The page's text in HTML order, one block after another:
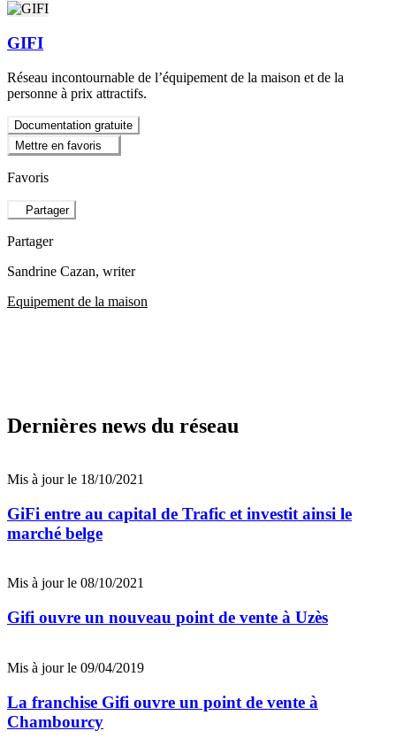
GIFI
Réseau incontournable de l’équipement de la maison et de la
personne à prix attractifs.
Documentation gratuite
Mettre en favoris
Favoris
Partager
Partager
Sandrine Cazan, writer
Equipement de la maison
Dernières news du réseau
Mis à jour le 18/10/2021
GiFi entre au capital de Trafic et investit ainsi le
marché belge
Mis à jour le 08/10/2021
Gifi ouvre un nouveau point de vente à Uzès
Mis à jour le 09/04/2019
La franchise Gifi ouvre un point de vente à
Chambourcy